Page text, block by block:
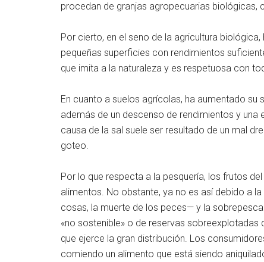
procedan de granjas agropecuarias biológicas,
Por cierto, en el seno de la agricultura
pequeñas superficies con rendimientos
que imita a la naturaleza y es respetuosa con
En cuanto a suelos agrícolas, ha aumentado
además de un descenso de rendimientos y
causa de la sal suele ser resultado de un mal
goteo.
Por lo que respecta a la pesquería, los frutos
alimentos. No obstante, ya no es así debido a
cosas, la muerte de los peces— y la
«no sostenible» o de reservas
que ejerce la gran distribución. Los
comiendo un alimento que está siendo